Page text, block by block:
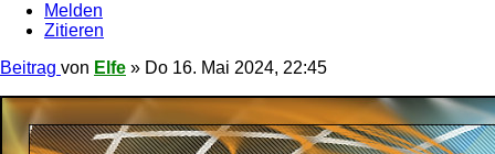
Melden
Zitieren
Beitrag von Elfe » Do 16. Mai 2024, 22:45